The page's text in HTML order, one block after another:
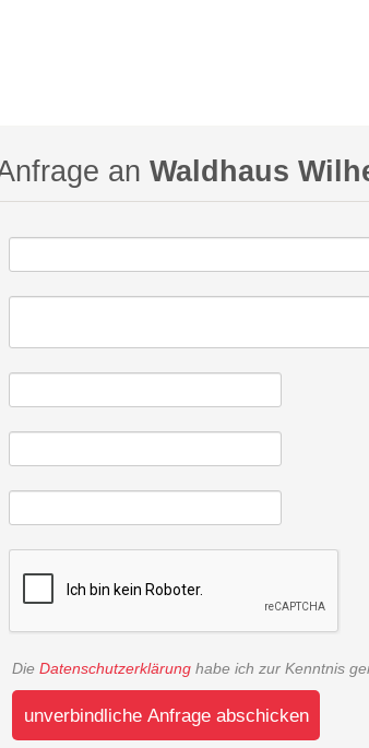
anWaldhaus
DieDatenschutzerklärung habe ich zur Kenntnis
unverbindliche Anfrage abschicken